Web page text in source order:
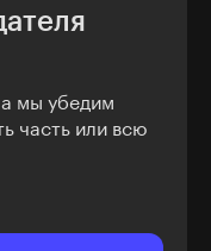
а мы убедим
часть или всю